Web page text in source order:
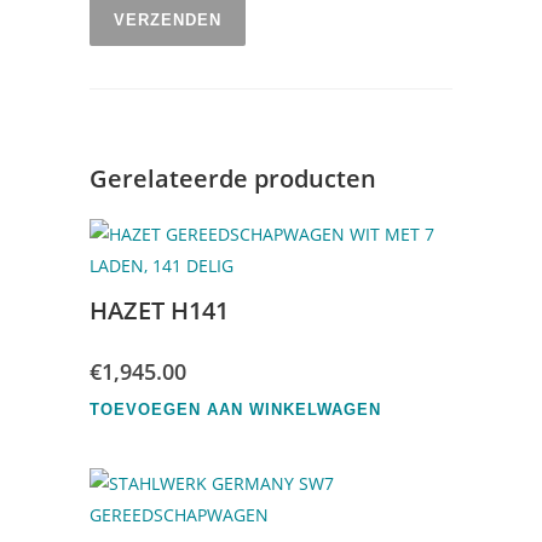
Gerelateerde producten
HAZET H141
€1,945.00
TOEVOEGEN AAN WINKELWAGEN